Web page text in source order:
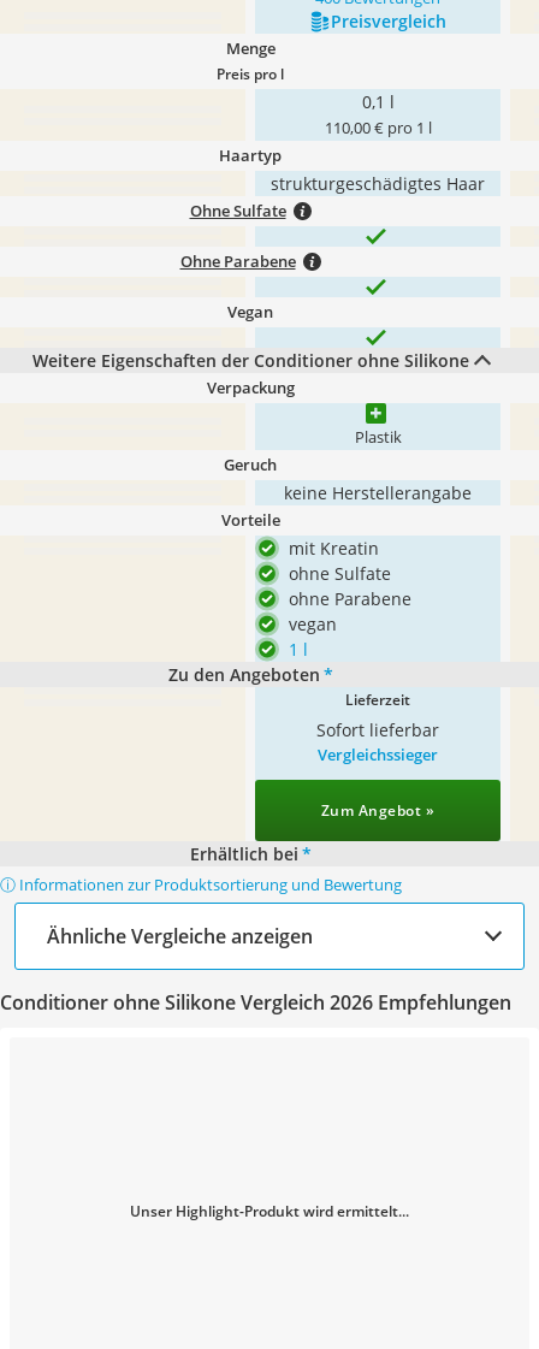
Preis­vergleich
Menge
Preis pro l
0,1 l
110,00 € pro 1 l
Haartyp
strukturgeschädigtes Haar
Ohne Sulfate
Ohne Parabene
Vegan
Weitere Eigenschaften der Conditioner ohne Silikone
Verpackung
Plastik
Geruch
keine Herstellerangabe
Vorteile
mit Kreatin
ohne Sulfate
ohne Parabene
vegan
1 l
Zu den Angeboten *
Lieferzeit
Sofort lieferbar
Vergleichssieger
Zum Angebot »
Erhältlich bei *
ⓘ Informationen zur Produktsortierung und Bewertung
Ähnliche Vergleiche anzeigen
Conditioner ohne Silikone Vergleich 2026 Empfehlungen
Unser Highlight-Produkt wird ermittelt...